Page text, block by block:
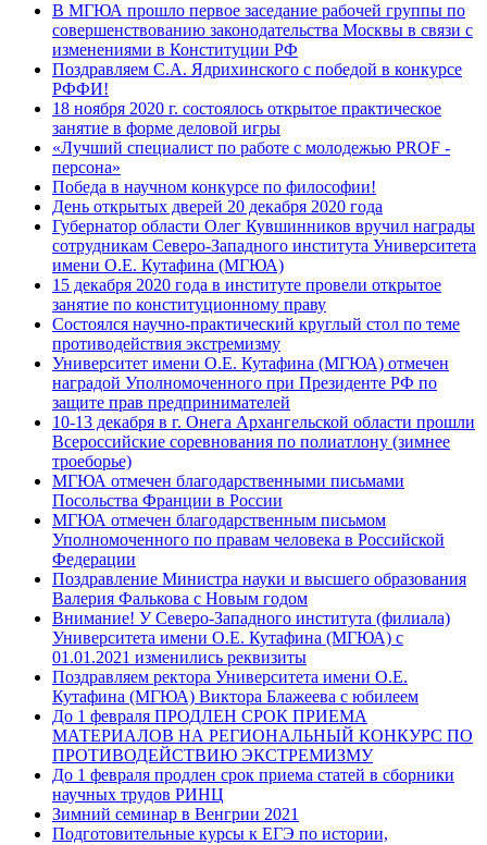
В МГЮА прошло первое заседание рабочей группы по
совершенствованию законодательства Москвы в связи с
изменениями в Конституции РФ
Поздравляем С.А. Ядрихинского с победой в конкурсе
РФФИ!
18 ноября 2020 г. состоялось открытое практическое
занятие в форме деловой игры
«Лучший специалист по работе с молодежью PROF -
персона»
Победа в научном конкурсе по философии!
День открытых дверей 20 декабря 2020 года
Губернатор области Олег Кувшинников вручил награды
сотрудникам Северо-Западного института Университета
имени О.Е. Кутафина (МГЮА)
15 декабря 2020 года в институте провели открытое
занятие по конституционному праву
Состоялся научно-практический круглый стол по теме
противодействия экстремизму
Университет имени О.Е. Кутафина (МГЮА) отмечен
наградой Уполномоченного при Президенте РФ по
защите прав предпринимателей
10-13 декабря в г. Онега Архангельской области прошли
Всероссийские соревнования по полиатлону (зимнее
троеборье)
МГЮА отмечен благодарственными письмами
Посольства Франции в России
МГЮА отмечен благодарственным письмом
Уполномоченного по правам человека в Российской
Федерации
Поздравление Министра науки и высшего образования
Валерия Фалькова с Новым годом
Внимание! У Северо-Западного института (филиала)
Университета имени О.Е. Кутафина (МГЮА) с
01.01.2021 изменились реквизиты
Поздравляем ректора Университета имени О.Е.
Кутафина (МГЮА) Виктора Блажеева с юбилеем
До 1 февраля ПРОДЛЕН СРОК ПРИЕМА
МАТЕРИАЛОВ НА РЕГИОНАЛЬНЫЙ КОНКУРС ПО
ПРОТИВОДЕЙСТВИЮ ЭКСТРЕМИЗМУ
До 1 февраля продлен срок приема статей в сборники
научных трудов РИНЦ
Зимний семинар в Венгрии 2021
Подготовительные курсы к ЕГЭ по истории,